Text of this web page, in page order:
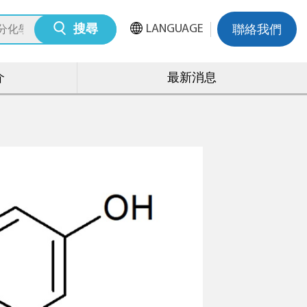
搜尋 LANGUAGE 聯絡我們
最新消息